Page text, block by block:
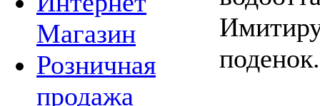
Магазин
Розничная
продажа
поденок.